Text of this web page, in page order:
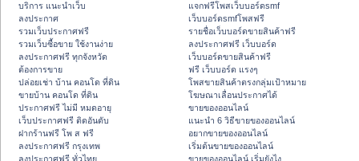
บริการ แนะนำเว็บ
ลงประกาศ
รวมเว็บประกาศฟรี
รวมเว็บซื้อขาย ใช้งานง่าย
ลงประกาศฟรี ทุกจังหวัด
ต้องการขาย
ปล่อยเช่า บ้าน คอนโด ที่ดิน
ขายบ้าน คอนโด ที่ดิน
ประกาศฟรี ไม่มี หมดอายุ
เว็บประกาศฟรี ติดอันดับ
ฝากร้านฟรี โพ ส ฟรี
ลงประกาศฟรี กรุงเทพ
ลงประกาศฟรี ทั่วไทย
แจกฟรีโพสเว็บบอร์ดsmf
เว็บบอร์ดsmfโพสฟรี
รายชื่อเว็บบอร์ดขายสินค้าฟรี
ลงประกาศฟรี เว็บบอร์ด
เว็บบอร์ดขายสินค้าฟรี
ฟรี เว็บบอร์ด แรงๆ
โพสขายสินค้าตรงกลุ่มเป้าหมาย
โฆษณาเลื่อนประกาศได้
ขายของออนไลน์
แนะนำ 6 วิธีขายของออนไลน์
อยากขายของออนไลน์
เริ่มต้นขายของออนไลน์
ขายของออนไลน์ เริ่มยังไง